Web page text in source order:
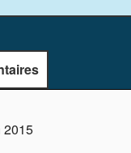
2015